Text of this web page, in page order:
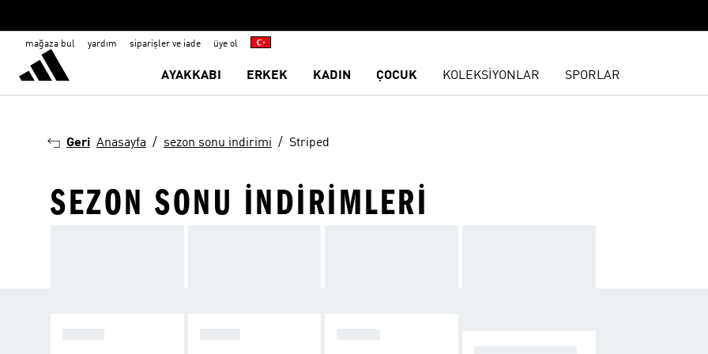
mağaza bul yardım siparişler ve iade üye ol
AYAKKABI ERKEK KADIN ÇOCUK KOLEKSİYONLAR SPORLAR
Geri Anasayfa sezon sonu indirimi Striped
SEZON SONU İNDIRIMLERI